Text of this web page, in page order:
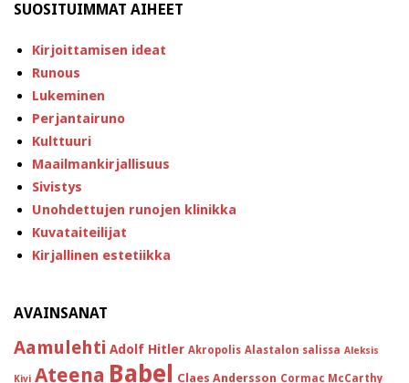
SUOSITUIMMAT AIHEET
Kirjoittamisen ideat
Runous
Lukeminen
Perjantairuno
Kulttuuri
Maailmankirjallisuus
Sivistys
Unohdettujen runojen klinikka
Kuvataiteilijat
Kirjallinen estetiikka
AVAINSANAT
Aamulehti Adolf Hitler Akropolis Alastalon salissa Aleksis
Kivi Ateena Babel Claes Andersson Cormac McCarthy